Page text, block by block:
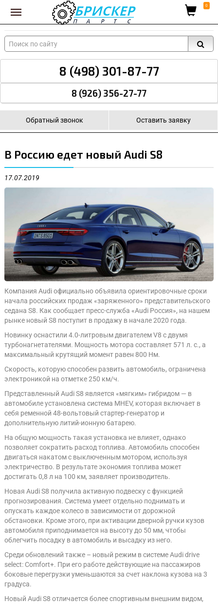
Вход для поставщиков 0
8 (498) 301-87-77
8 (926) 356-27-77
Обратный звонок Оставить заявку
В Россию едет новый Audi S8
17.07.2019
Компания Audi официально объявила ориентировочные сроки
начала российских продаж «заряженного» представительского
седана S8. Как сообщает пресс-служба «Audi Россия», на нашем
рынке новый S8 поступит в продажу в начале 2020 года.
Новинку оснастили 4.0-литровым двигателем V8 с двумя
турбонагнетателями. Мощность мотора составляет 571 л. с., а
максимальный крутящий момент равен 800 Нм.
Скорость, которую способен развить автомобиль, ограничена
электроникой на отметке 250 км/ч.
Представленный Audi S8 является «мягким» гибридом — в
автомобиле установлена система MHEV, которая включает в
себя ременной 48-вольтовый стартер-генератор и
дополнительную литий-ионную батарею.
На общую мощность такая установка не влияет, однако
позволяет сократить расход топлива. Автомобиль способен
двигаться накатом с выключенным мотором, используя
электричество. В результате экономия топлива может
достигать 0,8 л на 100 км, заявляет производитель.
Новая Audi S8 получила активную подвеску с функцией
прогнозирования. Система умеет отдельно поднимать и
опускать каждое колесо в зависимости от дорожной
обстановки. Кроме этого, при активации дверной ручки кузов
автомобиля приподнимается на высоту до 50 мм, чтобы
облегчить посадку в автомобиль и высадку из него.
Среди обновлений также – новый режим в системе Audi drive
select: Comfort+. При его работе действующие на пассажиров
боковые перегрузки уменьшаются за счет наклона кузова на 3
градуса.
Новый Audi S8 отличается более спортивным внешним видом,